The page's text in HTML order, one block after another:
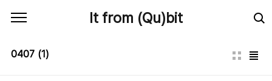
It from (Qu)bit
0407 (1)